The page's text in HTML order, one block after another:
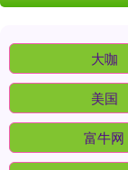
大咖
美国
富牛网